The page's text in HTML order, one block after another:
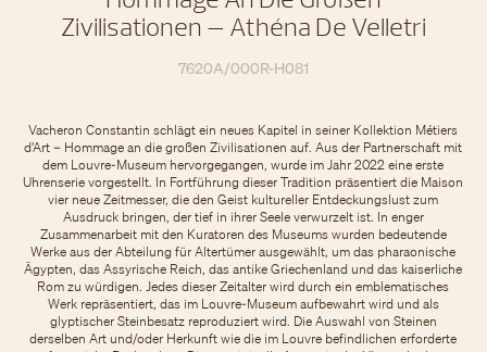
Zivilisationen – Athéna De Velletri
7620A/000R-H081
Vacheron Constantin schlägt ein neues Kapitel in seiner Kollektion Métiers
d’Art – Hommage an die großen Zivilisationen auf. Aus der Partnerschaft mit
dem Louvre-Museum hervorgegangen, wurde im Jahr 2022 eine erste
Uhrenserie vorgestellt. In Fortführung dieser Tradition präsentiert die Maison
vier neue Zeitmesser, die den Geist kultureller Entdeckungslust zum
Ausdruck bringen, der tief in ihrer Seele verwurzelt ist. In enger
Zusammenarbeit mit den Kuratoren des Museums wurden bedeutende
Werke aus der Abteilung für Altertümer ausgewählt, um das pharaonische
Ägypten, das Assyrische Reich, das antike Griechenland und das kaiserliche
Rom zu würdigen. Jedes dieser Zeitalter wird durch ein emblematisches
Werk repräsentiert, das im Louvre-Museum aufbewahrt wird und als
glyptischer Steinbesatz reproduziert wird. Die Auswahl von Steinen
derselben Art und/oder Herkunft wie die im Louvre befindlichen erforderte